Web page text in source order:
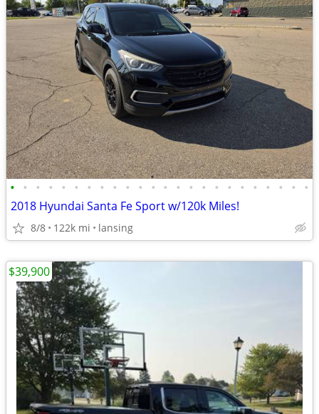
• • • • • • • • • • • • • • • • • • • • • • • •
2018 Hyundai Santa Fe Sport w/120k Miles!
8/8 122k mi lansing
$39,900